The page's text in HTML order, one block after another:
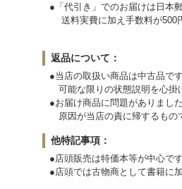
●「代引き」でのお届けは日本
送料実費に加え手数料が500
返品について：
●当店の取扱い商品は中古品で
可能な限りの状態説明を心掛
●お届け商品に問題がありまし
原因が当店の責に帰するもの
他特記事項：
●店頭販売は特価本等が中心です
●店頭では古物商として書籍に